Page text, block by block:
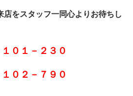
店をスタッフ一同心よりお待ちし
０１－２３０
０２－７９０